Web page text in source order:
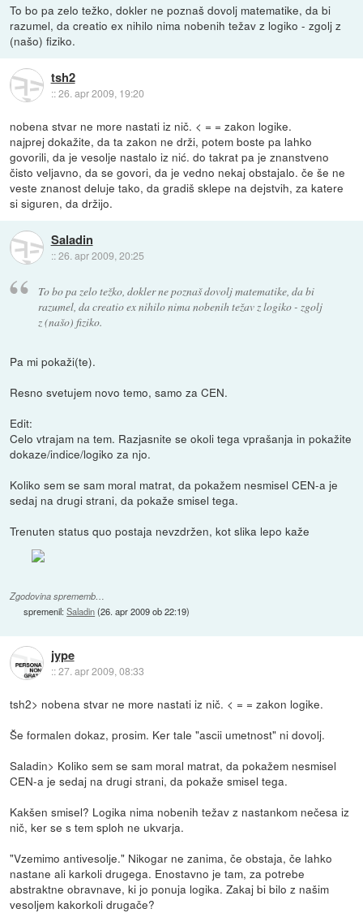
To bo pa zelo težko, dokler ne poznaš dovolj matematike, da bi
razumel, da creatio ex nihilo nima nobenih težav z logiko - zgolj z
(našo) fiziko.
tsh2
::26. apr 2009, 19:20
nobena stvar ne more nastati iz nič. < = = zakon logike.
najprej dokažite, da ta zakon ne drži, potem boste pa lahko
govorili, da je vesolje nastalo iz nić. do takrat pa je znanstveno
čisto veljavno, da se govori, da je vedno nekaj obstajalo. če še ne
veste znanost deluje tako, da gradiš sklepe na dejstvih, za katere
si siguren, da držijo.
Saladin
::26. apr 2009, 20:25
To bo pa zelo težko, dokler ne poznaš dovolj matematike, da bi
razumel, da creatio ex nihilo nima nobenih težav z logiko - zgolj
z (našo) fiziko.
Pa mi pokaži(te).
Resno svetujem novo temo, samo za CEN.
Edit:
Celo vtrajam na tem. Razjasnite se okoli tega vprašanja in pokažite
dokaze/indice/logiko za njo.
Koliko sem se sam moral matrat, da pokažem nesmisel CEN-a je
sedaj na drugi strani, da pokaže smisel tega.
Trenuten status quo postaja nevzdržen, kot slika lepo kaže
Zgodovina sprememb…
spremenil:Saladin(26. apr 2009 ob 22:19)
jype
::27. apr 2009, 08:33
tsh2> nobena stvar ne more nastati iz nič. < = = zakon logike.
Še formalen dokaz, prosim. Ker tale "ascii umetnost" ni dovolj.
Saladin> Koliko sem se sam moral matrat, da pokažem nesmisel
CEN-a je sedaj na drugi strani, da pokaže smisel tega.
Kakšen smisel? Logika nima nobenih težav z nastankom nečesa iz
nič, ker se s tem sploh ne ukvarja.
"Vzemimo antivesolje." Nikogar ne zanima, če obstaja, če lahko
nastane ali karkoli drugega. Enostavno je tam, za potrebe
abstraktne obravnave, ki jo ponuja logika. Zakaj bi bilo z našim
vesoljem kakorkoli drugače?